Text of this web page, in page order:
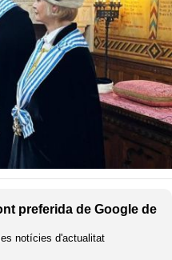
preferida de Google de
notícies d'actualitat